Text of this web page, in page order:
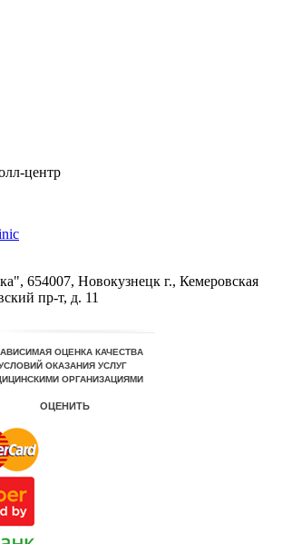
центр
, 654007, Новокузнецк г., Кемеровская
пр-т, д. 11